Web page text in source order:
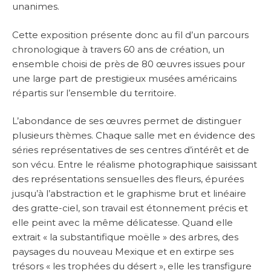
unanimes.
Cette exposition présente donc au fil d’un parcours
chronologique à travers 60 ans de création, un
ensemble choisi de près de 80 œuvres issues pour
une large part de prestigieux musées américains
répartis sur l’ensemble du territoire.
L’abondance de ses œuvres permet de distinguer
plusieurs thèmes. Chaque salle met en évidence des
séries représentatives de ses centres d’intérêt et de
son vécu. Entre le réalisme photographique saisissant
des représentations sensuelles des fleurs, épurées
jusqu’à l’abstraction et le graphisme brut et linéaire
des gratte-ciel, son travail est étonnement précis et
elle peint avec la même délicatesse. Quand elle
extrait « la substantifique moëlle » des arbres, des
paysages du nouveau Mexique et en extirpe ses
trésors « les trophées du désert », elle les transfigure